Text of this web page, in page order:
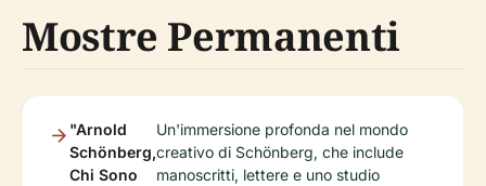
Mostre Permanenti
"Arnold
Schönberg,
Chi Sono
Un'immersione profonda nel mondo
creativo di Schönberg, che include
manoscritti, lettere e uno studio